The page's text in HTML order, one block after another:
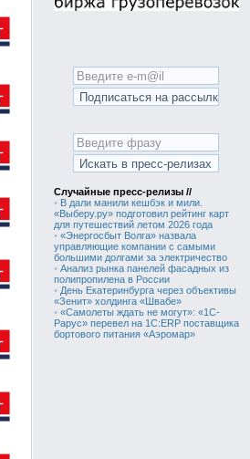
Случайные пресс-релизы //
• В дали манили кешбэк и мили.
«Выберу.ру» подготовил рейтинг карт
для путешествий летом 2026 года
• «Энергосбыт Волга» назвала
управляющие компании с самыми
большими долгами за электричество
• Анализ рынка панелей фасадных из
полипропилена в России
• День Екатеринбурга через объективы
«Зенит» холдинга «Швабе»
• «Самолеты ждать не могут»: «1С-
Рарус» перевел на 1C:ERP поставщика
бортового питания «Аэромар»